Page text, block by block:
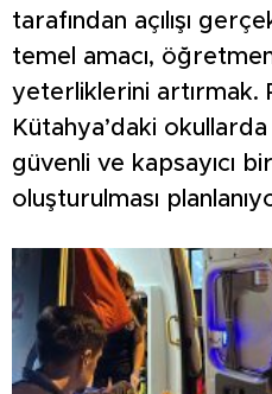
tarafından açılışı
temel amacı,
yeterliklerini artırmak.
Kütahya’daki okullarda
güvenli ve kapsayıcı
oluşturulması